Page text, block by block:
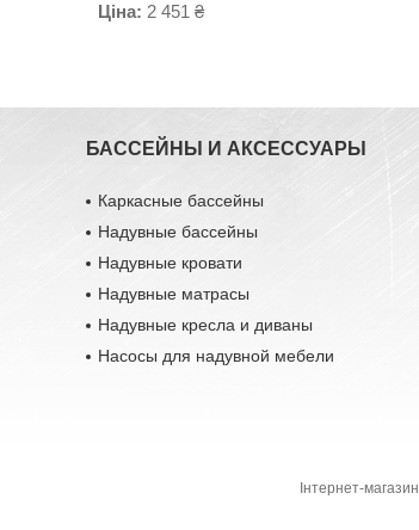
Ціна: 2 451 ₴
БАССЕЙНЫ И АКСЕССУАРЫ
Каркасные бассейны
Надувные бассейны
Надувные кровати
Надувные матрасы
Надувные кресла и диваны
Насосы для надувной мебели